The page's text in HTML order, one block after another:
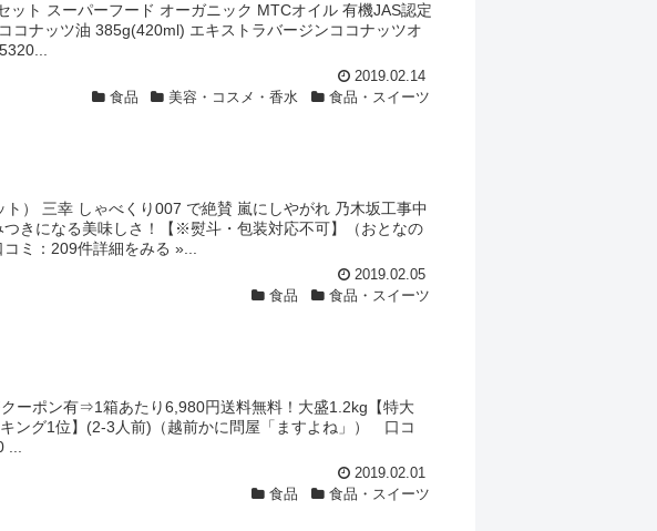
ット スーパーフード オーガニック MTCオイル 有機JAS認定
コナッツ油 385g(420ml) エキストラバージンココナッツオ
2019.02.14
食品
美容・コスメ・香水 食品・スイーツ
） 三幸 しゃべくり007 で絶賛 嵐にしやがれ 乃木坂工事中
きになる美味しさ！【※熨斗・包装対応不可】（おとなの
：209件詳細をみる »...
2019.02.05
食品
食品・スイーツ
ーポン有⇒1箱あたり6,980円送料無料！大盛1.2kg【特大
ング1位】(2-3人前)（越前かに問屋「ますよね」） 口コ
2019.02.01
食品
食品・スイーツ